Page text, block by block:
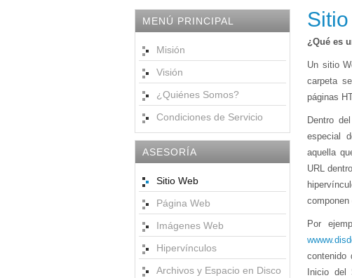
MENÚ PRINCIPAL
Misión
Visión
¿Quiénes Somos?
Condiciones de Servicio
ASESORÍA
Sitio Web
Página Web
Imágenes Web
Hipervínculos
Archivos y Espacio en Disco
¿Qué es
Un sitio
carpeta
páginas
Dentro
especial
aquella
URL
componen
Por
contenido
Inicio